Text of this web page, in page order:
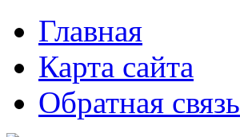
Главная
Карта сайта
Обратная связь